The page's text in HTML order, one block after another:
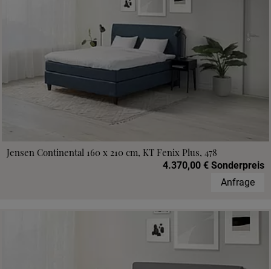
Jensen Continental 160 x 210 cm, KT Fenix Plus, 478
4.370,00 € Sonderpreis
Anfrage